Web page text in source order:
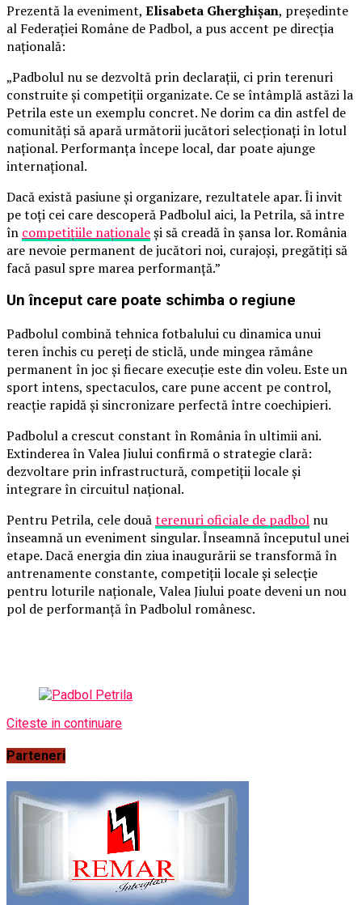
Prezentă la eveniment, Elisabeta Gherghișan, președinte
al Federației Române de Padbol, a pus accent pe direcția
națională:
„Padbolul nu se dezvoltă prin declarații, ci prin terenuri
construite și competiții organizate. Ce se întâmplă astăzi la
Petrila este un exemplu concret. Ne dorim ca din astfel de
comunități să apară următorii jucători selecționați în lotul
național. Performanța începe local, dar poate ajunge
internațional.
Dacă există pasiune și organizare, rezultatele apar. Îi invit
pe toți cei care descoperă Padbolul aici, la Petrila, să intre
în competițiile naționaleși să creadă în șansa lor. România
are nevoie permanent de jucători noi, curajoși, pregătiți să
facă pasul spre marea performanță.”
Un început care poate schimba o regiune
Padbolul combină tehnica fotbalului cu dinamica unui
teren închis cu pereți de sticlă, unde mingea rămâne
permanent în joc și fiecare execuție este din voleu. Este un
sport intens, spectaculos, care pune accent pe control,
reacție rapidă și sincronizare perfectă între coechipieri.
Padbolul a crescut constant în România în ultimii ani.
Extinderea în Valea Jiului confirmă o strategie clară:
dezvoltare prin infrastructură, competiții locale și
integrare în circuitul național.
Pentru Petrila, cele douăterenuri oficiale de padbol nu
înseamnă un eveniment singular. Înseamnă începutul unei
etape. Dacă energia din ziua inaugurării se transformă în
antrenamente constante, competiții locale și selecție
pentru loturile naționale, Valea Jiului poate deveni un nou
pol de performanță în Padbolul românesc.
Citeste in continuare
Parteneri